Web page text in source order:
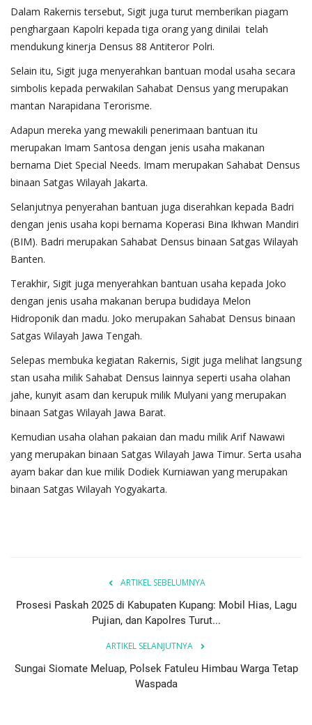
Dalam Rakernis tersebut, Sigit juga turut memberikan piagam
penghargaan Kapolri kepada tiga orang yang dinilai telah
mendukung kinerja Densus 88 Antiteror Polri.
Selain itu, Sigit juga menyerahkan bantuan modal usaha secara
simbolis kepada perwakilan Sahabat Densus yang merupakan
mantan Narapidana Terorisme.
Adapun mereka yang mewakili penerimaan bantuan itu
merupakan Imam Santosa dengan jenis usaha makanan
bernama Diet Special Needs. Imam merupakan Sahabat Densus
binaan Satgas Wilayah Jakarta.
Selanjutnya penyerahan bantuan juga diserahkan kepada Badri
dengan jenis usaha kopi bernama Koperasi Bina Ikhwan Mandiri
(BIM). Badri merupakan Sahabat Densus binaan Satgas Wilayah
Banten.
Terakhir, Sigit juga menyerahkan bantuan usaha kepada Joko
dengan jenis usaha makanan berupa budidaya Melon
Hidroponik dan madu. Joko merupakan Sahabat Densus binaan
Satgas Wilayah Jawa Tengah.
Selepas membuka kegiatan Rakernis, Sigit juga melihat langsung
stan usaha milik Sahabat Densus lainnya seperti usaha olahan
jahe, kunyit asam dan kerupuk milik Mulyani yang merupakan
binaan Satgas Wilayah Jawa Barat.
Kemudian usaha olahan pakaian dan madu milik Arif Nawawi
yang merupakan binaan Satgas Wilayah Jawa Timur. Serta usaha
ayam bakar dan kue milik Dodiek Kurniawan yang merupakan
binaan Satgas Wilayah Yogyakarta.
ARTIKEL SEBELUMNYA
Prosesi Paskah 2025 di Kabupaten Kupang: Mobil Hias, Lagu
Pujian, dan Kapolres Turut...
ARTIKEL SELANJUTNYA
Sungai Siomate Meluap, Polsek Fatuleu Himbau Warga Tetap
Waspada